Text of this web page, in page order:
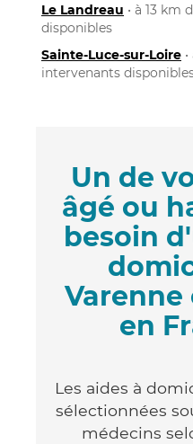
Le Landreau • à 13 km
disponibles
Sainte-Luce-sur-Loire
intervenants
Un de
âgé ou
besoin
en
Les aides à
sélectionnées
médecins